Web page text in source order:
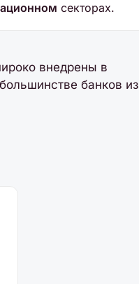
секторах.
внедрены в
банков из